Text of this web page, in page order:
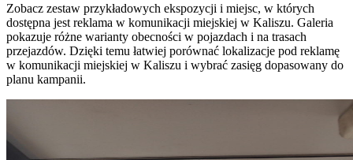
Zobacz zestaw przykładowych ekspozycji i miejsc, w których
dostępna jest reklama w komunikacji miejskiej w Kaliszu. Galeria
pokazuje różne warianty obecności w pojazdach i na trasach
przejazdów. Dzięki temu łatwiej porównać lokalizacje pod reklamę
w komunikacji miejskiej w Kaliszu i wybrać zasięg dopasowany do
planu kampanii.